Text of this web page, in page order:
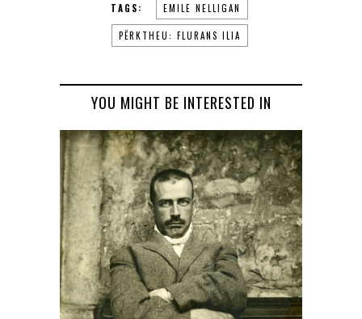
TAGS: EMILE NELLIGAN
PËRKTHEU: FLURANS ILIA
YOU MIGHT BE INTERESTED IN